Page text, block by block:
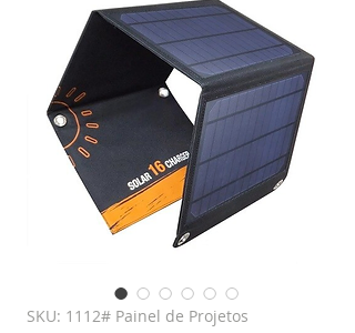
SKU: 1112# Painel de Projetos